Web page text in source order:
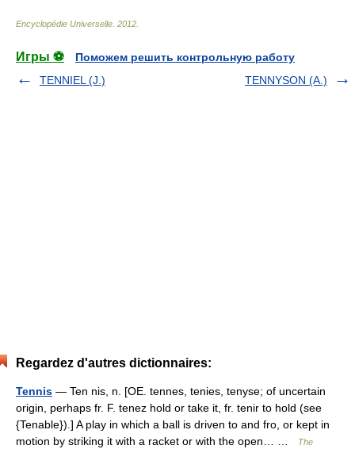
Encyclopédie Universelle 2012
Игры ⚽
Поможем решить контрольную работу
TENNIEL (J.)
TENNYSON (A.)
Regardez d'autres dictionnaires:
Tennis — Ten nis, n. [OE. tennes, tenies, tenyse; of uncertain
origin, perhaps fr. F. tenez hold or take it, fr. tenir to hold (see
{Tenable}).] A play in which a ball is driven to and fro, or kept in
motion by striking it with a racket or with the open… …
The